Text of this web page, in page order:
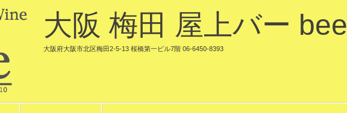
大阪 梅田 屋上バー bee
大阪府大阪市北区梅田2-5-13 桜橋第一ビル7階 06-6450-8393